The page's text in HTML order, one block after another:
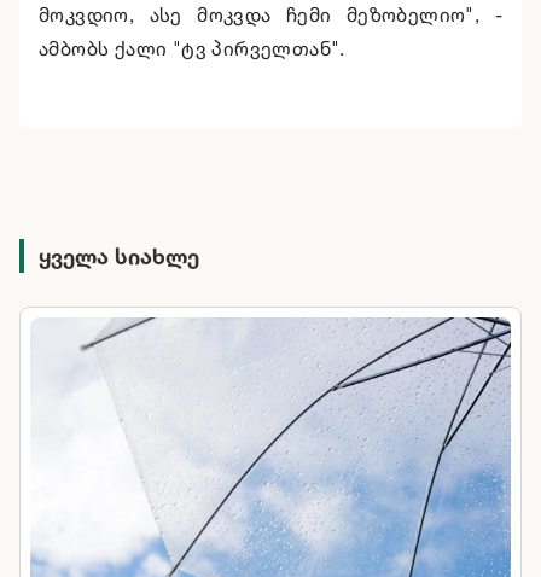
მოკვდიო, ასე მოკვდა ჩემი მეზობელიო", -
ამბობს ქალი "ტვ პირველთან".
ყველა სიახლე